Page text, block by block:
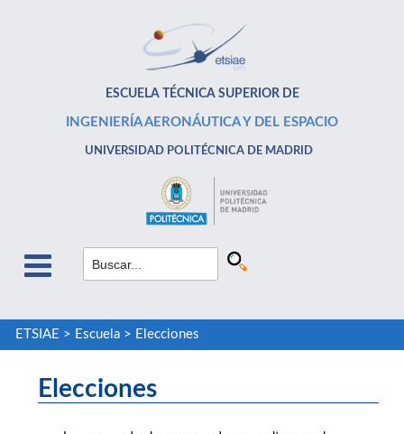
ESCUELA TÉCNICA SUPERIOR DE
INGENIERÍA AERONÁUTICA Y DEL ESPACIO
UNIVERSIDAD POLITÉCNICA DE MADRID
ETSIAE > Escuela> Elecciones
Elecciones